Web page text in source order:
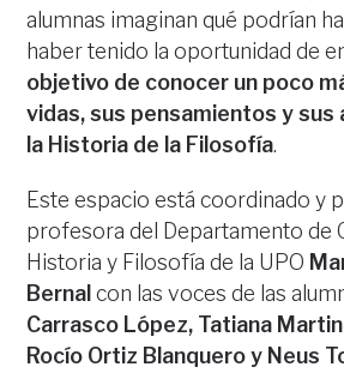
alumnas imaginan qué podrían
haber tenido la oportunidad de
objetivo de conocer un poco
vidas, sus pensamientos y sus
la Historia de la Filosofía.
Este espacio está coordinado y
profesora del Departamento de
Historia y Filosofía de la UPO
Bernal con las voces de las
Carrasco López, Tatiana
Rocío Ortiz Blanquero y Neus